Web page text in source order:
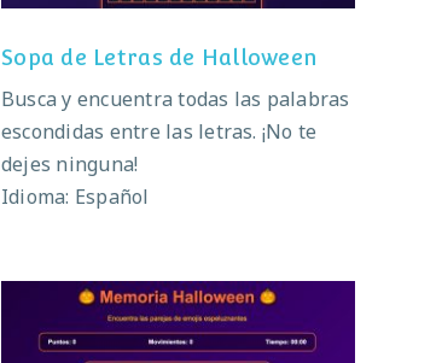
Sopa de Letras de Halloween
Busca y encuentra todas las palabras
escondidas entre las letras. ¡No te
dejes ninguna!
Idioma: Español